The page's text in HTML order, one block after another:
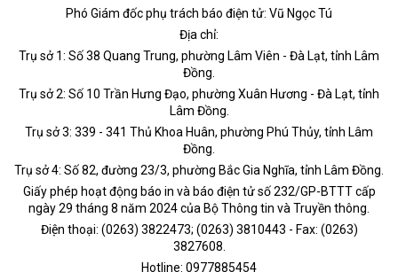
Phó Giám đốc phụ trách báo điện tử: Vũ Ngọc Tú
Địa chỉ:
Trụ sở 1: Số 38 Quang Trung, phường Lâm Viên - Đà Lạt, tỉnh Lâm
Đồng.
Trụ sở 2: Số 10 Trần Hưng Đạo, phường Xuân Hương - Đà Lạt, tỉnh
Lâm Đồng.
Trụ sở 3: 339 - 341 Thủ Khoa Huân, phường Phú Thủy, tỉnh Lâm
Đồng.
Trụ sở 4: Số 82, đường 23/3, phường Bắc Gia Nghĩa, tỉnh Lâm Đồng.
Giấy phép hoạt động báo in và báo điện tử số 232/GP-BTTT cấp
ngày 29 tháng 8 năm 2024 của Bộ Thông tin và Truyền thông.
Điện thoại: (0263) 3822473; (0263) 3810443 - Fax: (0263)
3827608.
Hotline: 0977885454